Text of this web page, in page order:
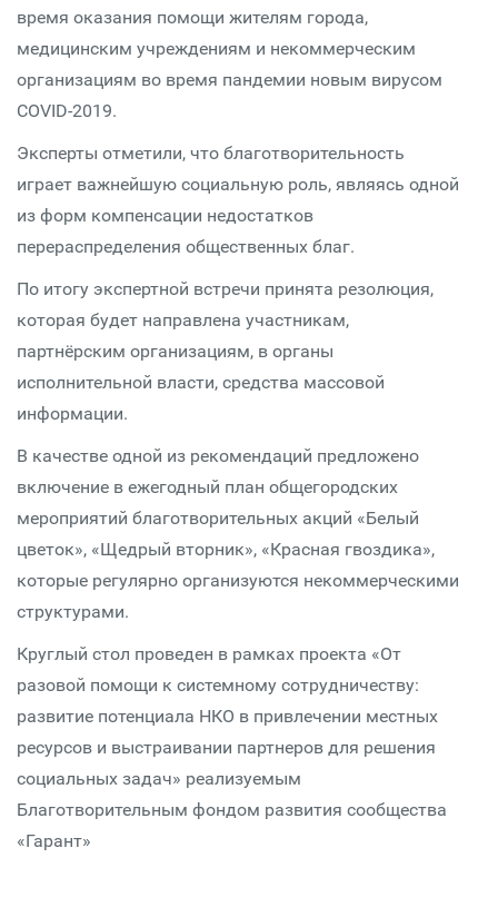
время оказания помощи жителям города,
медицинским учреждениям и некоммерческим
организациям во время пандемии новым вирусом
COVID-2019.
Эксперты отметили, что благотворительность
играет важнейшую социальную роль, являясь одной
из форм компенсации недостатков
перераспределения общественных благ.
По итогу экспертной встречи принята резолюция,
которая будет направлена участникам,
партнёрским организациям, в органы
исполнительной власти, средства массовой
информации.
В качестве одной из рекомендаций предложено
включение в ежегодный план общегородских
мероприятий благотворительных акций «Белый
цветок», «Щедрый вторник», «Красная гвоздика»,
которые регулярно организуются некоммерческими
структурами.
Круглый стол проведен в рамках проекта «От
разовой помощи к системному сотрудничеству:
развитие потенциала НКО в привлечении местных
ресурсов и выстраивании партнеров для решения
социальных задач» реализуемым
Благотворительным фондом развития сообщества
«Гарант»